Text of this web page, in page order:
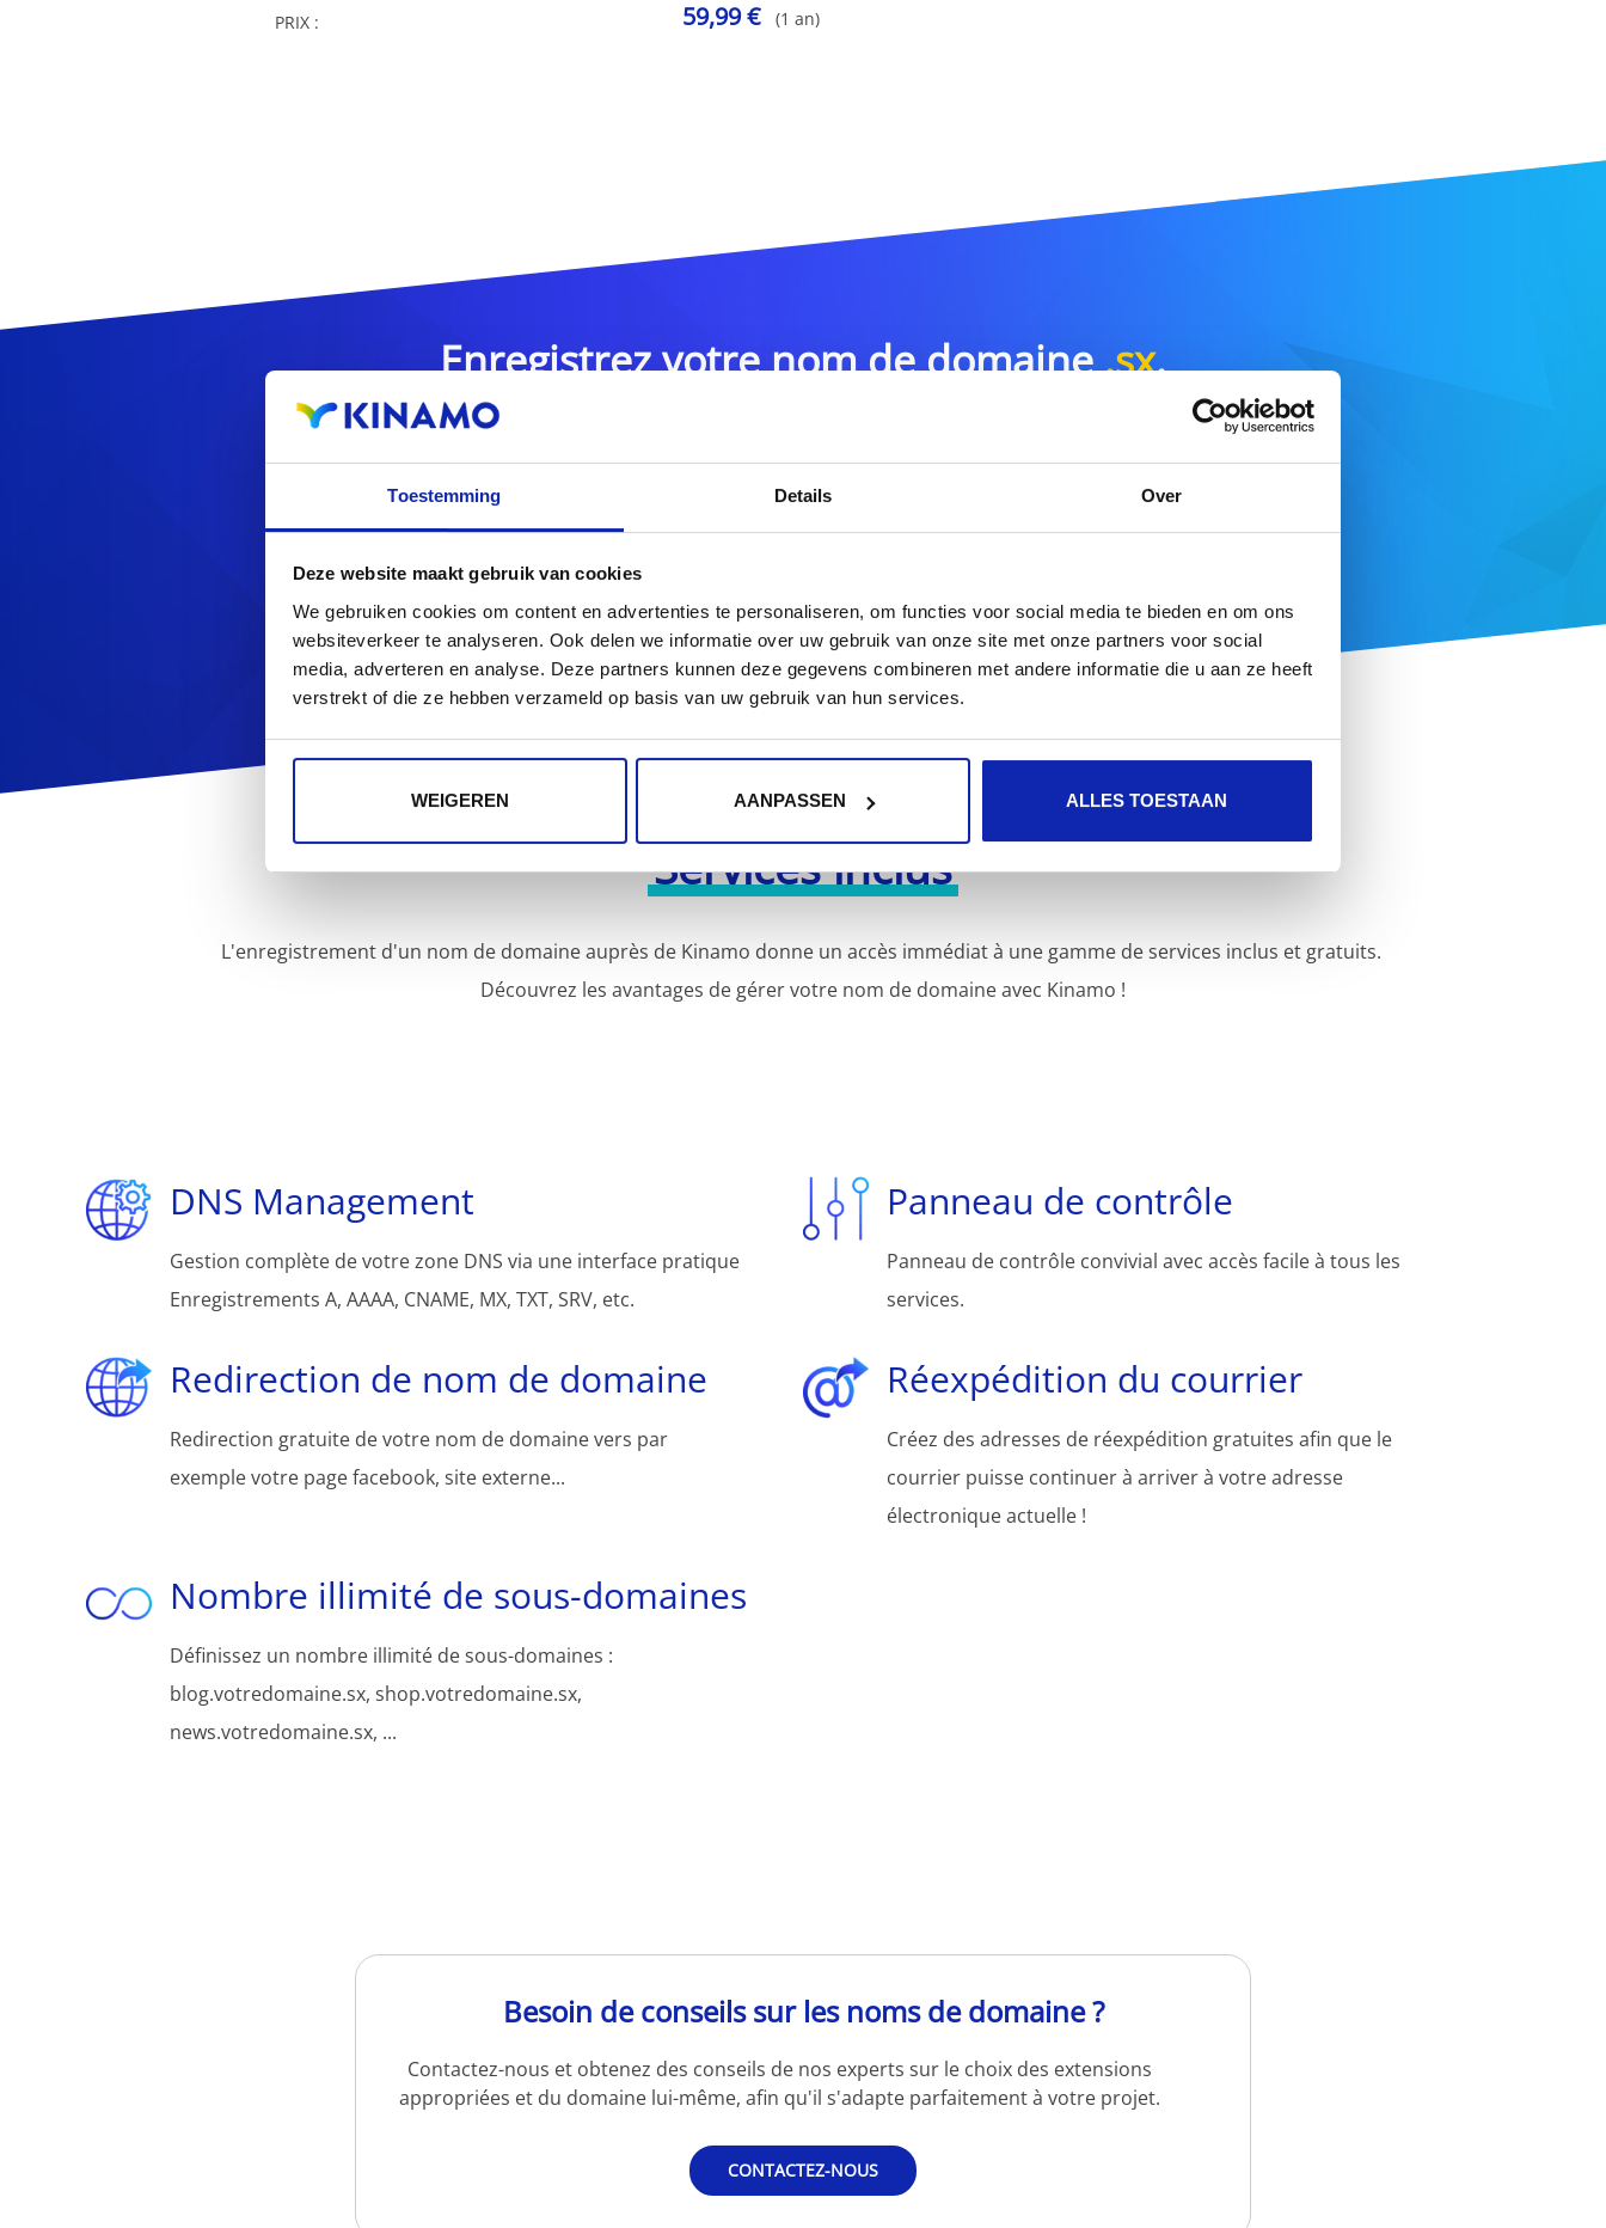
Toestemming Details Over
Deze website maakt gebruik van cookies
We gebruiken cookies om content en advertenties te personaliseren, om functies voor social media te bieden en om ons
websiteverkeer te analyseren. Ook delen we informatie over uw gebruik van onze site met onze partners voor social
media, adverteren en analyse. Deze partners kunnen deze gegevens combineren met andere informatie die u aan ze heeft
verstrekt of die ze hebben verzameld op basis van uw gebruik van hun services.
WEIGEREN AANPASSEN ALLES TOESTAAN
PRIX : 59,99 € (1 an)
Enregistrez votre nom de domaine.sx.
.sx DOMAINE DE RECHERCHE
Vous cherchez d'autres extensions de noms de domaine ?
Services inclus
L'enregistrement d'un nom de domaine auprès de Kinamo donne un accès immédiat à une gamme de services inclus et gratuits.
Découvrez les avantages de gérer votre nom de domaine avec Kinamo !
DNS Management
Gestion complète de votre zone DNS via une interface pratique
Enregistrements A, AAAA, CNAME, MX, TXT, SRV, etc.
Panneau de contrôle
Panneau de contrôle convivial avec accès facile à tous les
services.
Redirection de nom de domaine
Redirection gratuite de votre nom de domaine vers par
exemple votre page facebook, site externe...
Réexpédition du courrier
Créez des adresses de réexpédition gratuites afin que le
courrier puisse continuer à arriver à votre adresse
électronique actuelle !
Nombre illimité de sous-domaines
Définissez un nombre illimité de sous-domaines :
blog.votredomaine.sx, shop.votredomaine.sx,
news.votredomaine.sx, ...
Besoin de conseils sur les noms de domaine ?
Contactez-nous et obtenez des conseils de nos experts sur le choix des extensions
appropriées et du domaine lui-même, afin qu'il s'adapte parfaitement à votre projet.
CONTACTEZ-NOUS